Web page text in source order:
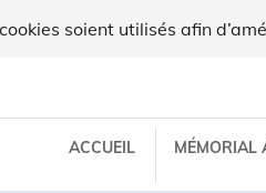
soient utilisés afin
ACCUEIL MÉMORIAL